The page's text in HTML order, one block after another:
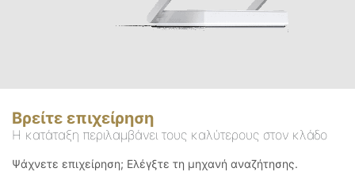
Βρείτε επιχείρηση
Η κατάταξη περιλαμβάνει τους καλύτερους στον κλάδο
Ψάχνετε επιχείρηση; Ελέγξτε τη μηχανή αναζήτησης.